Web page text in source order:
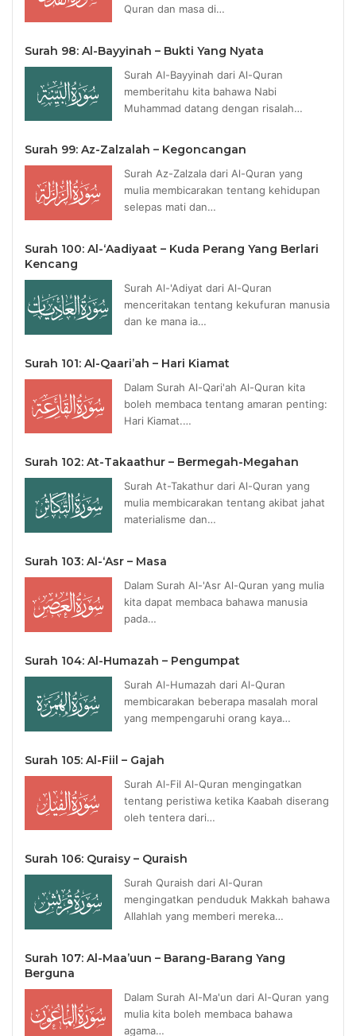
Quran dan masa di…
Surah 98: Al-Bayyinah – Bukti Yang Nyata
Surah Al-Bayyinah dari Al-Quran
memberitahu kita bahawa Nabi
Muhammad datang dengan risalah…
Surah 99: Az-Zalzalah – Kegoncangan
Surah Az-Zalzala dari Al-Quran yang
mulia membicarakan tentang kehidupan
selepas mati dan…
Surah 100: Al-‘Aadiyaat – Kuda Perang Yang Berlari
Kencang
Surah Al-'Adiyat dari Al-Quran
menceritakan tentang kekufuran manusia
dan ke mana ia…
Surah 101: Al-Qaari’ah – Hari Kiamat
Dalam Surah Al-Qari'ah Al-Quran kita
boleh membaca tentang amaran penting:
Hari Kiamat.…
Surah 102: At-Takaathur – Bermegah-Megahan
Surah At-Takathur dari Al-Quran yang
mulia membicarakan tentang akibat jahat
materialisme dan…
Surah 103: Al-‘Asr – Masa
Dalam Surah Al-'Asr Al-Quran yang mulia
kita dapat membaca bahawa manusia
pada…
Surah 104: Al-Humazah – Pengumpat
Surah Al-Humazah dari Al-Quran
membicarakan beberapa masalah moral
yang mempengaruhi orang kaya…
Surah 105: Al-Fiil – Gajah
Surah Al-Fil Al-Quran mengingatkan
tentang peristiwa ketika Kaabah diserang
oleh tentera dari…
Surah 106: Quraisy – Quraish
Surah Quraish dari Al-Quran
mengingatkan penduduk Makkah bahawa
Allahlah yang memberi mereka…
Surah 107: Al-Maa’uun – Barang-Barang Yang
Berguna
Dalam Surah Al-Ma'un dari Al-Quran yang
mulia kita boleh membaca bahawa
agama…